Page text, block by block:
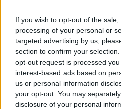
If you wish to opt-out of the
processing of your personal or
targeted advertising by us,
section to confirm your
opt-out request is processed
interest-based ads based on
us or personal information
your opt-out. You may
disclosure of your personal